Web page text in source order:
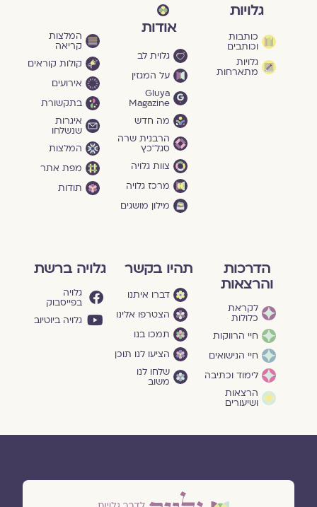
גלויות
כותבות
וכותבים
גלויות
מתארחות
אודות
גלוית לב
על המגזין
Gluya
Magazine
מה חדש
הרבנית שרה
סגל־כץ
צוות גלויה
מרכז גלויה
מילון מושגים
המלצות
קריאה
קולות קוראים
אירועים
בתקשורת
איגרות
שנשלחו
המלצות
מפת אתר
תודות
הדרכות
והרצאות
לקראת
כלולות
חיי הרווקות
חיי הנישואים
לימוד וכתיבה
הרצאות
ושיעורים
תהיו בקשר
דברו איתנו
הצטרפו אלינו
תמכו בנו
הציעו לנו תוכן
שלחו לנו
משוב
גלויה ברשת
גלויה
בפייסבוק
גלויה ביוטיוב